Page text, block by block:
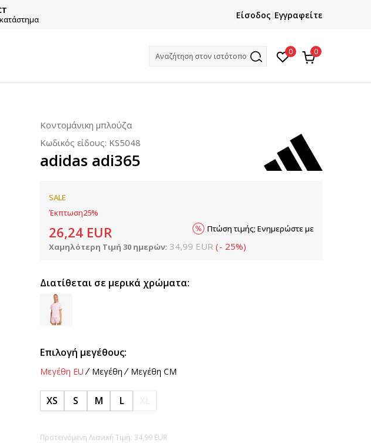
Και κερδίστε -10% με την πρώτη σας αγορά!
Είσοδος Εγγραφείτε
Αναζήτηση στον ιστότοπο 0 0
Κοντομάνικη μπλούζα
Κωδικός είδους: KS5048
adidas adi365
SALE
Έκπτωση25%
26,24 EUR
Χαμηλότερη Τιμή 30 ημερών: 34,99 EUR (- 25%)
Πτώση τιμής; Ενημερώστε με
Διατίθεται σε μερικά χρώματα:
Επιλογή μεγέθους:
Μεγέθη EU Μεγέθη Μεγέθη CM
XS S M L
Προτεινόμενη Λιανική Τιμή: 34,99 EUR